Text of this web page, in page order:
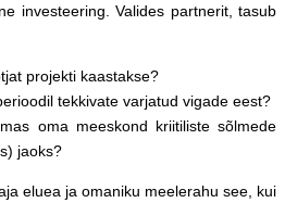
investeering. Valides partnerit, tasub
projekti kaastakse?
tekkivate varjatud vigade eest?
oma meeskond kriitiliste sõlmede
jaoks?
eluea ja omaniku meelerahu see, kui